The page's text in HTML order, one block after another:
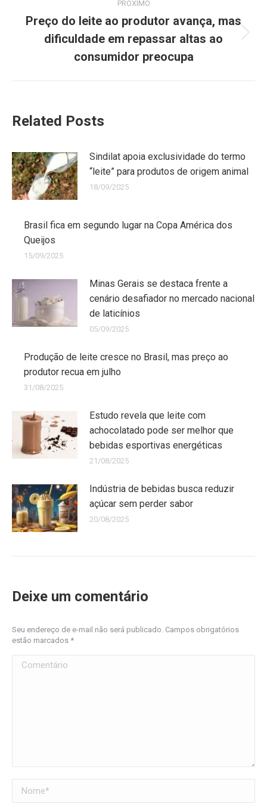
PRÓXIMO
Preço do leite ao produtor avança, mas
dificuldade em repassar altas ao
consumidor preocupa
Related Posts
Sindilat apoia exclusividade do termo
“leite” para produtos de origem animal
18/09/2025
Brasil fica em segundo lugar na Copa América dos
Queijos
15/09/2025
Minas Gerais se destaca frente a
cenário desafiador no mercado nacional
de laticínios
05/09/2025
Produção de leite cresce no Brasil, mas preço ao
produtor recua em julho
31/08/2025
Estudo revela que leite com
achocolatado pode ser melhor que
bebidas esportivas energéticas
21/08/2025
Indústria de bebidas busca reduzir
açúcar sem perder sabor
20/08/2025
Deixe um comentário
Seu endereço de e-mail não será publicado. Campos obrigatórios
estão marcados *
Comentário
Nome *